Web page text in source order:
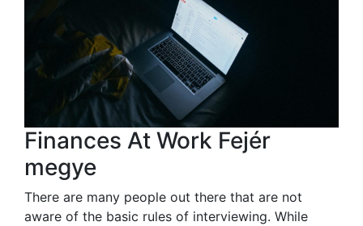
Finances At Work Fejér
megye
There are many people out there that are not
aware of the basic rules of interviewing. While